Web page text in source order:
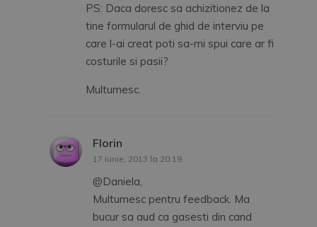
PS: Daca doresc sa achizitionez de la
tine formularul de ghid de interviu pe
care l-ai creat poti sa-mi spui care ar fi
costurile si pasii?
Multumesc.
Florin
17 iunie, 2013 la 20:19
@Daniela,
Multumesc pentru feedback. Ma
bucur sa aud ca gasesti din cand